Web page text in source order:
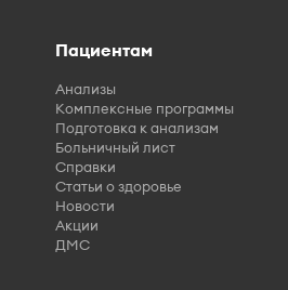
Пациентам
Анализы
Комплексные программы
Подготовка к анализам
Больничный лист
Справки
Статьи о здоровье
Новости
Акции
ДМС